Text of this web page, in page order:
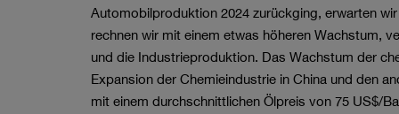
Automobilproduktion 2024 zurückging, erwarten
rechnen wir mit einem etwas höheren Wachstum,
und die Industrieproduktion. Das Wachstum der
Expansion der Chemieindustrie in China und den
mit einem durchschnittlichen Ölpreis von 75 US$/